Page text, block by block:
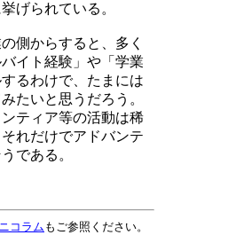
げられている。
側からすると、多く
イト経験」や「学業
るわけで、たまには
たいと思うだろう。
ティア等の活動は稀
れだけでアドバンテ
そうである。
コラムもご参照ください。